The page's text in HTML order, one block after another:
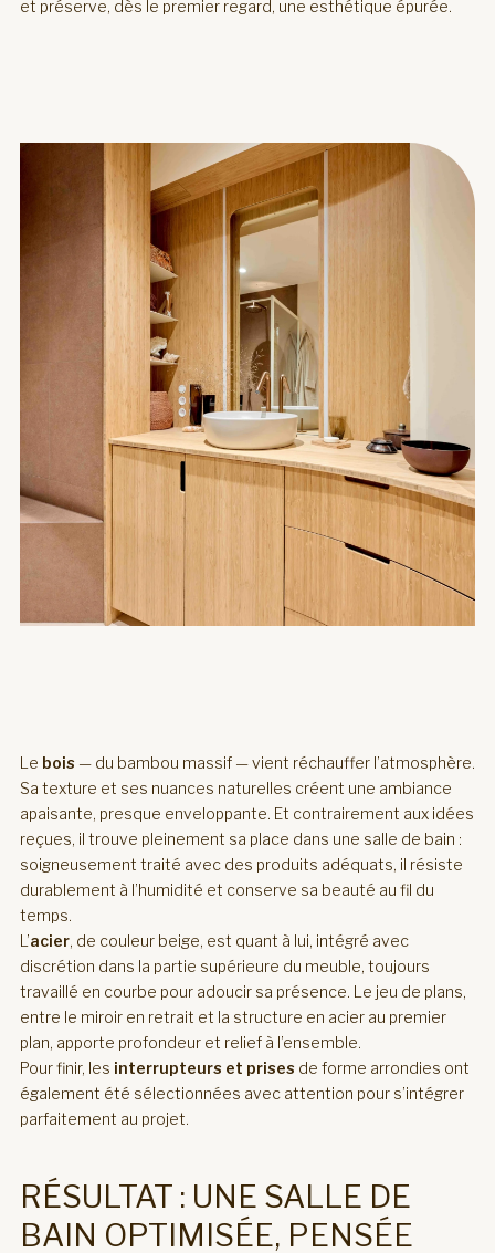
et préserve, dès le premier regard, une esthétique épurée.
Salle de bain sur-mesure
Le bois — du bambou massif — vient réchauffer l’atmosphère.
Sa texture et ses nuances naturelles créent une ambiance
apaisante, presque enveloppante. Et contrairement aux idées
reçues, il trouve pleinement sa place dans une salle de bain :
soigneusement traité avec des produits adéquats, il résiste
durablement à l’humidité et conserve sa beauté au fil du
temps.
L’acier, de couleur beige, est quant à lui, intégré avec
discrétion dans la partie supérieure du meuble, toujours
travaillé en courbe pour adoucir sa présence. Le jeu de plans,
entre le miroir en retrait et la structure en acier au premier
plan, apporte profondeur et relief à l’ensemble.
Pour finir, les interrupteurs et prises de forme arrondies ont
également été sélectionnées avec attention pour s’intégrer
parfaitement au projet.
RÉSULTAT : UNE SALLE DE
BAIN OPTIMISÉE, PENSÉE